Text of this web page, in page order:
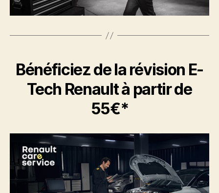
Bénéficiez de la révision E-
Tech Renault à partir de
55€*